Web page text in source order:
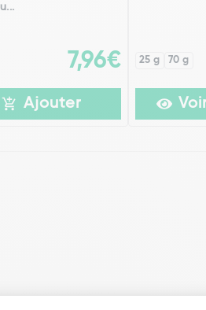
7,96€
Ajouter
25 g 70 g